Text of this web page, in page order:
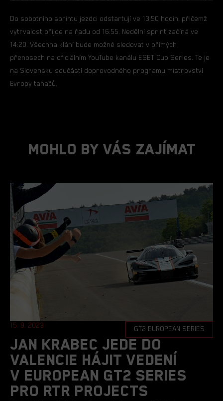
Do sobotního sprintu jezdci odstartují ve 13:50 hodin, přičemž
vytrvalost přijde na řadu od 16:55. Nedělní sprint začíná ve
14:20. Všechna klání bude možné sledovat v přímých
přenosech na oficiálním YouTube kanálu ESET Cup Series. Te je
na Slovensku součástí doprovodného programu mistrovství
Evropy tahačů.
Mohlo By Vás Zajímat
15. 9. 2023 GT2 EUROPEAN SERIES
Jan Krabec Jede Do
Valencie Hájit Vedení
V European GT2 Series
Pro RTR Projects